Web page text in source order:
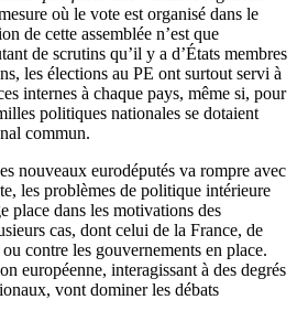
où le vote est organisé dans le
de cette assemblée n’est que
de scrutins qu’il y a d’États membres
les élections au PE ont surtout servi à
internes à chaque pays, même si, pour
politiques nationales se dotaient
commun.
nouveaux eurodéputés va rompre avec
les problèmes de politique intérieure
place dans les motivations des
cas, dont celui de la France, de
contre les gouvernements en place.
européenne, interagissant à des degrés
vont dominer les débats